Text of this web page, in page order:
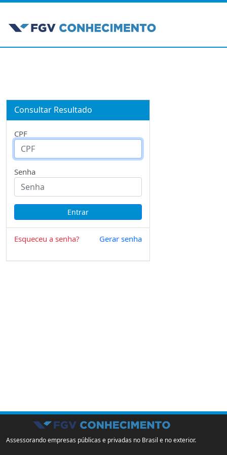
Consultar Resultado
CPF
Senha
Esqueceu a senha? Gerar senha
Assessorando empresas públicas e privadas no Brasil e no exterior.